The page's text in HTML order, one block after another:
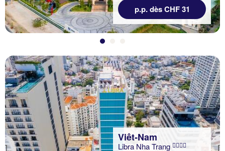
p.p. dès CHF 31
Viêt-Nam
Libra Nha Trang